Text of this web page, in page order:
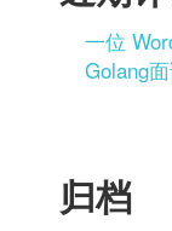
一位
Golang
归档